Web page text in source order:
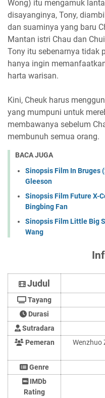
Wong) itu mengamuk
disayanginya, Tony,
dan suaminya yang baru
Mantan istri Chau dan
Tony itu sebenarnya tidak
hanya ingin
harta warisan.
Kini, Cheuk harus
yang mumpuni untuk
membawanya sebelum
membunuh semua orang.
BACA JUGA
Sinopsis Film In Bruges
Gleeson
Sinopsis Film Future X-
Bingbing Fan
Sinopsis Film Little Big
Wang
Judul
Tayang
Durasi
Sutradara
Pemeran
Wenzhuo
Genre
IMDb
Rating